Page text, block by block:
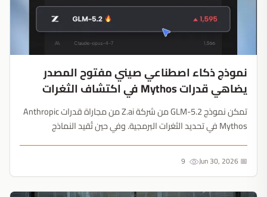
نموذج ذكاء اصطناعي صيني مفتوح المصدر
يضاهي قدرات Mythos في اكتشاف الثغرات
تمكن نموذج GLM-5.2 من شركة Z.ai من مجاراة قدرات Anthropic
Mythos في تحديد الثغرات البرمجية. وفي حين تُقيد النماذج
📅 Jun 30, 2026